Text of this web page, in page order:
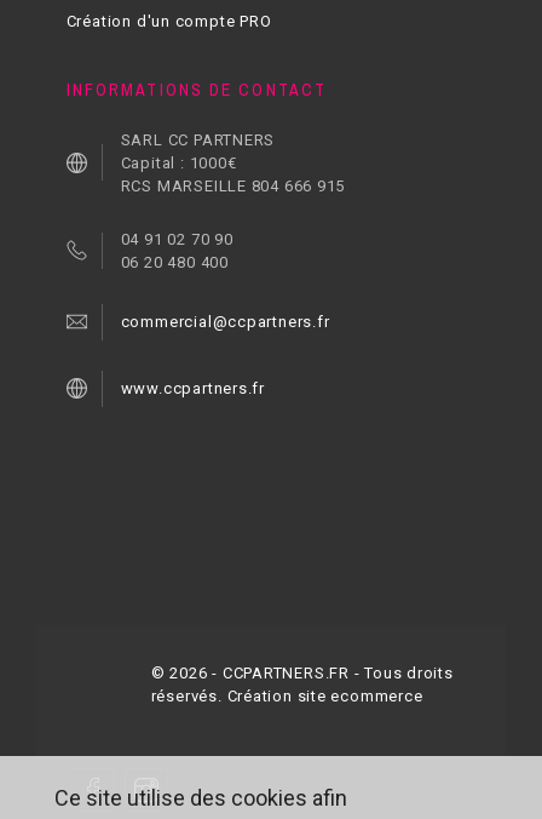
Création d'un compte PRO
INFORMATIONS DE CONTACT
SARL CC PARTNERS
Capital : 1000€
RCS MARSEILLE 804 666 915
04 91 02 70 90
06 20 480 400
commercial@ccpartners.fr
www.ccpartners.fr
©2026 - CCPARTNERS.FR - Tous droits
réservés. Création site ecommerce
Ce site utilise des cookies afin